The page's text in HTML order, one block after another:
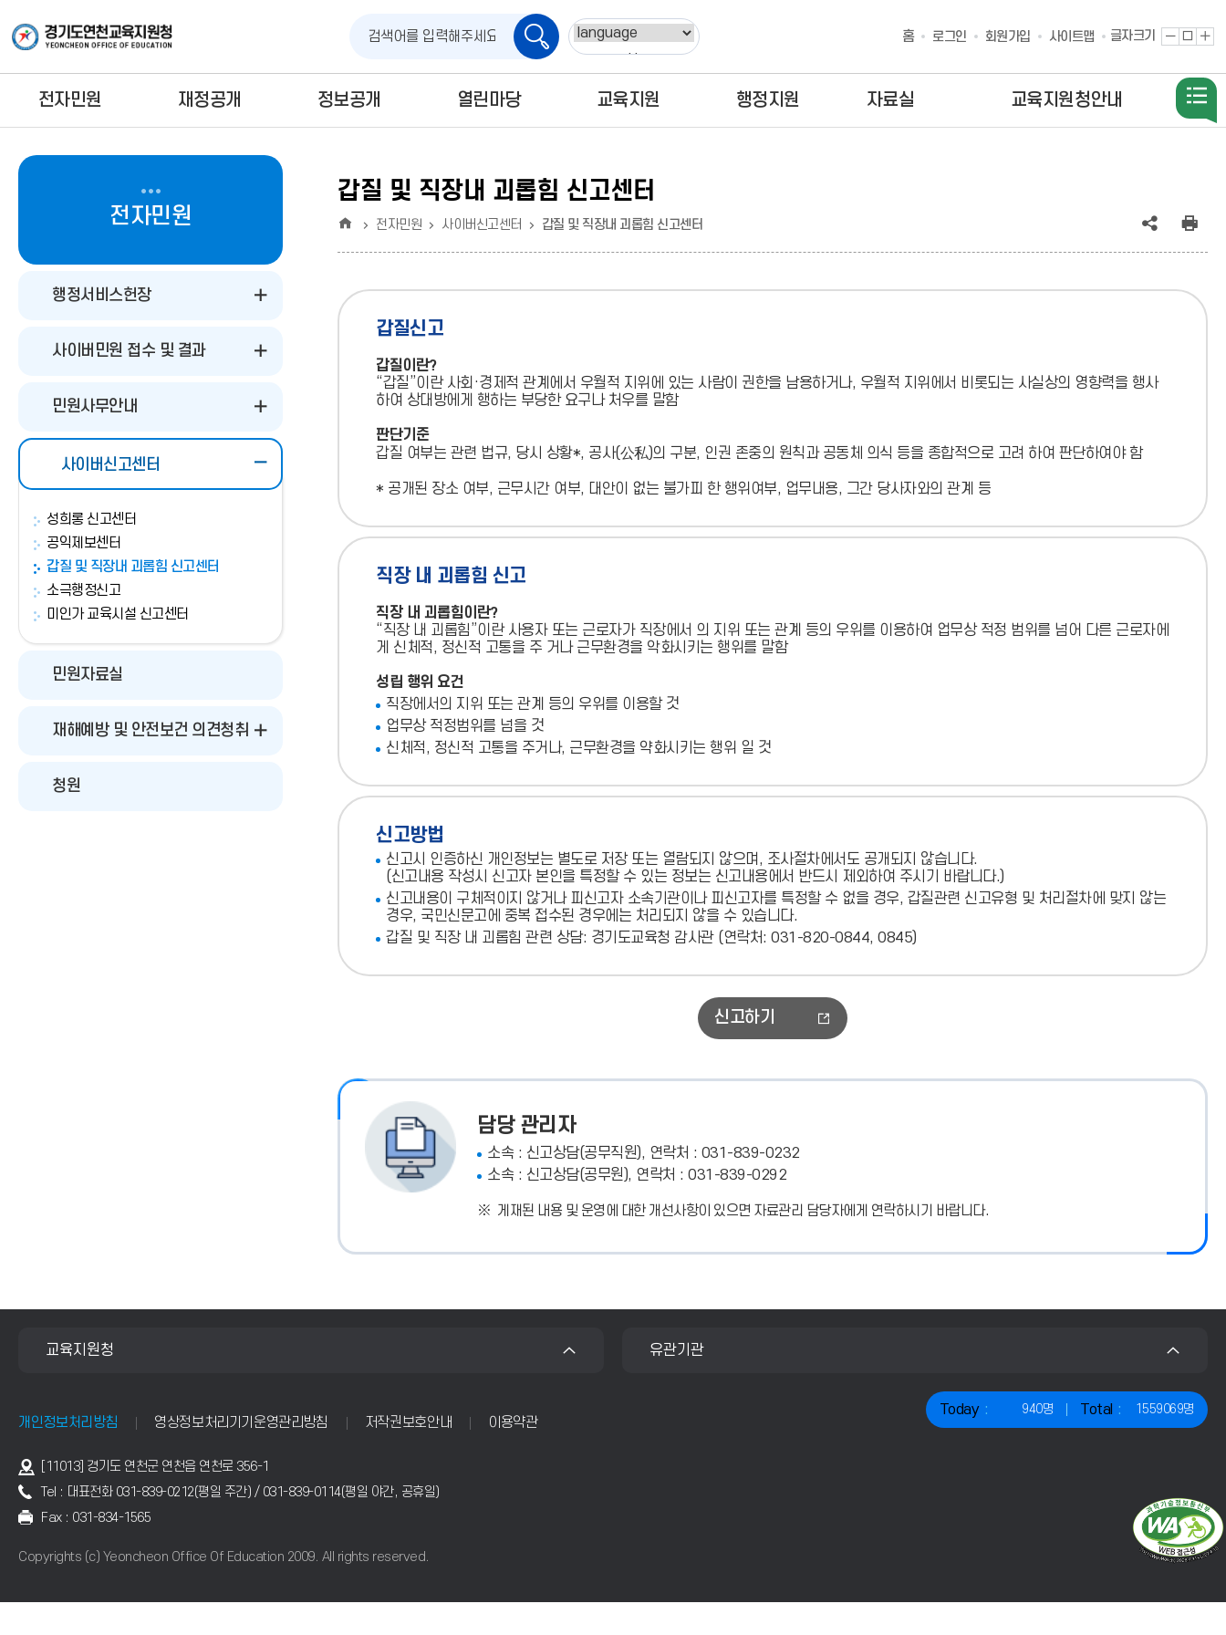
검
색
Powered by
홈 로그인 회원가입 사이트맵 글자크기
글
축
원
대
로
글
확
대
전자민원 재정공개 정보공개 열린마당 교육지원 행정지원 자료실 교육지원청안내
전자민원
행정서비스헌장
사이버민원 접수 및 결과
민원사무안내
사이버신고센터
성희롱 신고센터
공익제보센터
갑질 및 직장내 괴롭힘 신고센터
소극행정신고
미인가 교육시설 신고센터
민원자료실
재해예방 및 안전보건 의견청취
청원
갑질 및 직장내 괴롭힘 신고센터
홈 전자민원 사이버신고센터 갑질 및 직장내 괴롭힘 신고센터
공
(상
갑질신고
갑질이란?
“갑질”이란 사회·경제적 관계에서 우월적 지위에 있는 사람이 권한을 남용하거나, 우월적 지위에서 비롯되는 사실상의 영향력을 행사
하여 상대방에게 행하는 부당한 요구나 처우를 말함
판단기준
갑질 여부는 관련 법규, 당시 상황*, 공사(公私)의 구분, 인권 존중의 원칙과 공동체 의식 등을 종합적으로 고려 하여 판단하여야 함
* 공개된 장소 여부, 근무시간 여부, 대안이 없는 불가피 한 행위여부, 업무내용, 그간 당사자와의 관계 등
직장 내 괴롭힘 신고
직장 내 괴롭힘이란?
“직장 내 괴롭힘”이란 사용자 또는 근로자가 직장에서 의 지위 또는 관계 등의 우위를 이용하여 업무상 적정 범위를 넘어 다른 근로자에
게 신체적, 정신적 고통을 주 거나 근무환경을 악화시키는 행위를 말함
성립 행위 요건
직장에서의 지위 또는 관계 등의 우위를 이용할 것
업무상 적정범위를 넘을 것
신체적, 정신적 고통을 주거나, 근무환경을 약화시키는 행위 일 것
신고방법
신고시 인증하신 개인정보는 별도로 저장 또는 열람되지 않으며, 조사절차에서도 공개되지 않습니다.
(신고내용 작성시 신고자 본인을 특정할 수 있는 정보는 신고내용에서 반드시 제외하여 주시기 바랍니다.)
신고내용이 구체적이지 않거나 피신고자 소속기관이나 피신고자를 특정할 수 없을 경우, 갑질관련 신고유형 및 처리절차에 맞지 않는
경우, 국민신문고에 중복 접수된 경우에는 처리되지 않을 수 있습니다.
갑질 및 직장 내 괴롭힘 관련 상담: 경기도교육청 감사관 (연락처: 031-820-0844, 0845)
신고하기
담당 관리자
소속 : 신고상담(공무직원), 연락처 : 031-839-0232
소속 : 신고상담(공무원), 연락처 : 031-839-0292
게재된 내용 및 운영에 대한 개선사항이 있으면 자료관리 담당자에게 연락하시기 바랍니다.
교육지원청 유관기관
개인정보처리방침 영상정보처리기기운영관리방침 저작권보호안내 이용약관
[11013] 경기도 연천군 연천읍 연천로 356-1
Tel : 대표전화 031-839-0212(평일 주간) / 031-839-0114(평일 야간, 공휴일)
Fax : 031-834-1565
Copyrights (c) Yeoncheon Office Of Education 2009. All rights reserved.
Today 940명 Total 1559069명